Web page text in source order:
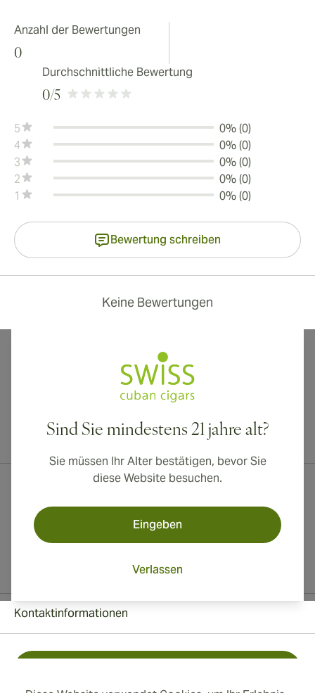
Anzahl der Bewertungen
0
Durchschnittliche Bewertung
0/5
5
0% (0)
4
0% (0)
3
0% (0)
2
0% (0)
1
0% (0)
Bewertung schreiben
Keine Bewertungen
Sind Sie mindestens 21 jahre alt?
Sie müssen Ihr Alter bestätigen, bevor Sie
diese Website besuchen.
Eingeben
Verlassen
Internationaler Versand nach Kanada, Vereinigtes Königreich und
Kontaktinformationen